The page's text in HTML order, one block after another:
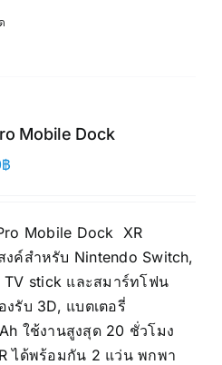
Mobile Dock
฿
Mobile Dock XR
งค์สำหรับ Nintendo Switch,
stick และสมาร์ทโฟน
งรับ 3D, แบตเตอรี่
ใช้งานสูงสุด 20 ชั่วโมง
ได้พร้อมกัน 2 แว่น พกพา